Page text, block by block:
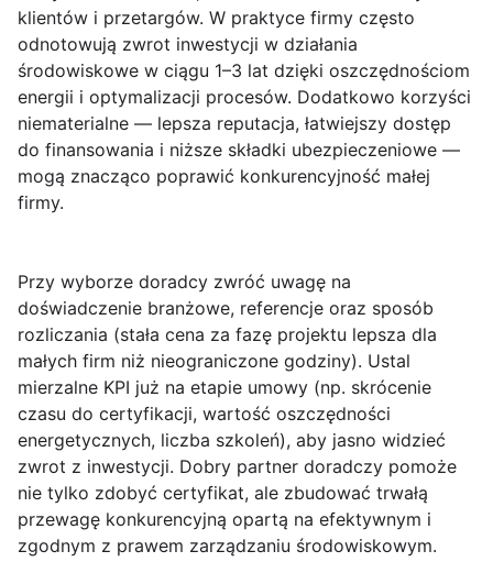
klientów i przetargów. W praktyce firmy często
odnotowują zwrot inwestycji w działania
środowiskowe w ciągu 1–3 lat dzięki oszczędnościom
energii i optymalizacji procesów. Dodatkowo korzyści
niematerialne — lepsza reputacja, łatwiejszy dostęp
do finansowania i niższe składki ubezpieczeniowe —
mogą znacząco poprawić konkurencyjność małej
firmy.
Przy wyborze doradcy zwróć uwagę na
doświadczenie branżowe, referencje oraz sposób
rozliczania (stała cena za fazę projektu lepsza dla
małych firm niż nieograniczone godziny). Ustal
mierzalne KPI już na etapie umowy (np. skrócenie
czasu do certyfikacji, wartość oszczędności
energetycznych, liczba szkoleń), aby jasno widzieć
zwrot z inwestycji. Dobry partner doradczy pomoże
nie tylko zdobyć certyfikat, ale zbudować trwałą
przewagę konkurencyjną opartą na efektywnym i
zgodnym z prawem zarządzaniu środowiskowym.